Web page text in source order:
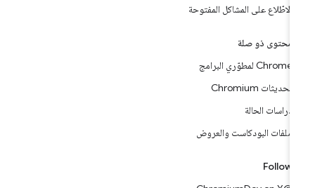
الاطّلاع على المشاكل المفتوحة
محتوى ذو صلة
Chrome لمطوّري البرامج
تحديثات Chromium
دراسات الحالة
ملفات البودكاست والعروض
Follow